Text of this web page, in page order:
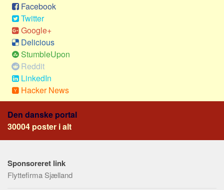
Alle
Aspekter
Køb og salg
Økonomi
Jura og regler
Skatter og afgifter
Statistik
Praktisk
Dokumenttyper
Facebook
Twitter
Google+
Delicious
StumbleUpon
Reddit
LinkedIn
Hacker News
Den danske portal
30004 poster i alt
Sponsoreret link
Flyttefirma Sjælland